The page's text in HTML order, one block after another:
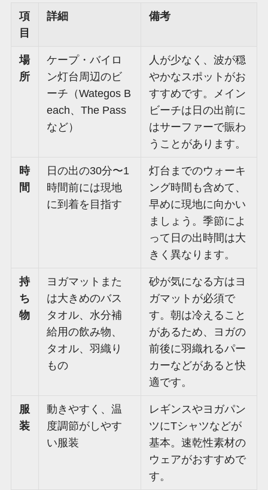
項
目
詳細 備考
場
所
ケープ・バイロ
ン灯台周辺のビ
ーチ（Wategos B
each、The Pass
など）
人が少なく、波が穏
やかなスポットがお
すすめです。メイン
ビーチは日の出前に
はサーファーで賑わ
うことがあります。
時
間
日の出の30分〜1
時間前には現地
に到着を目指す
灯台までのウォーキ
ング時間も含めて、
早めに現地に向かい
ましょう。季節によ
って日の出時間は大
きく異なります。
持
ち
物
ヨガマットまた
は大きめのバス
タオル、水分補
給用の飲み物、
タオル、羽織り
もの
砂が気になる方はヨ
ガマットが必須で
す。朝は冷えること
があるため、ヨガの
前後に羽織れるパー
カーなどがあると快
適です。
服
装
動きやすく、温
度調節がしやす
い服装
レギンスやヨガパン
ツにTシャツなどが
基本。速乾性素材の
ウェアがおすすめで
す。